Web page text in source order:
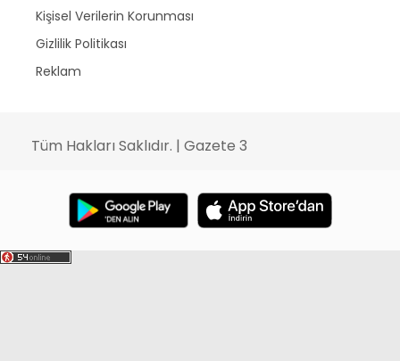
Kişisel Verilerin Korunması
Gizlilik Politikası
Reklam
Tüm Hakları Saklıdır. | Gazete 3